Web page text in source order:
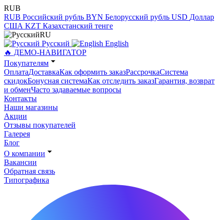
RUB
RUB Российский рубль BYN Белорусский рубль USD Доллар
США KZT Казахстанский тенге
RU
Русский
English
🔥 ДЕМО-НАВИГАТОР
Покупателям
ОплатаДоставкаКак оформить заказРассрочкаСистема
скидокБонусная системаКак отследить заказГарантия, возврат
и обменЧасто задаваемые вопросы
Контакты
Наши магазины
Акции
Отзывы покупателей
Галерея
Блог
О компании
Вакансии
Обратная связь
Типографика